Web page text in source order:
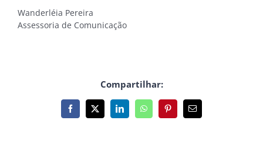
Wanderléia Pereira
Assessoria de Comunicação
Compartilhar:
Facebook
X LinkedInWhatsAppPinterest
E-
mail